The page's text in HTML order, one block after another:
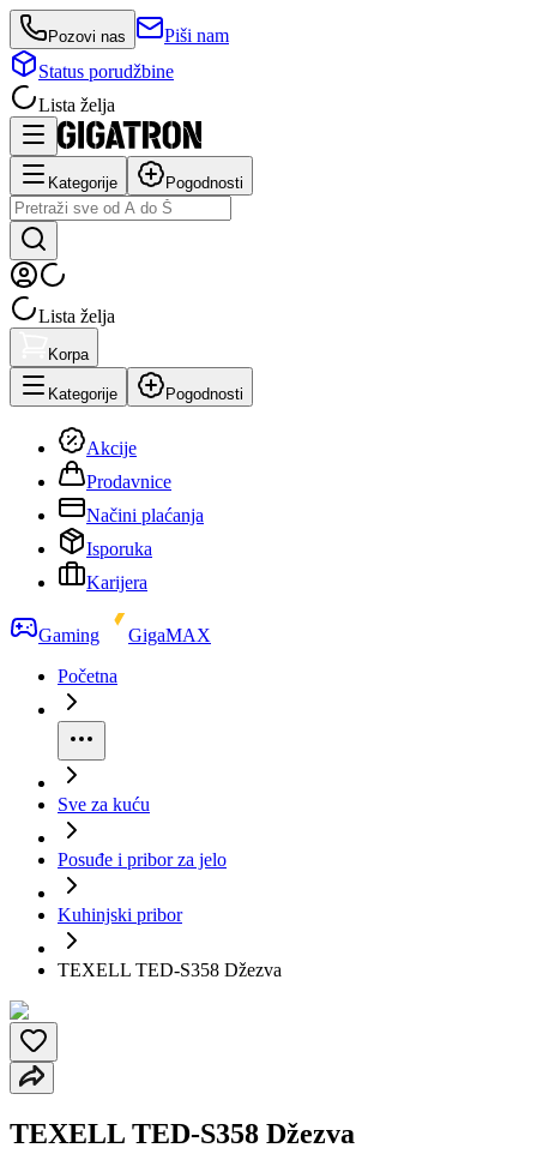
Pozovi nas
Piši nam
Status porudžbine
Lista želja
Kategorije Pogodnosti
Lista želja
Korpa
Kategorije Pogodnosti
Akcije
Prodavnice
Načini plaćanja
Isporuka
Karijera
Gaming
GigaMAX
Početna
Sve za kuću
Posuđe i pribor za jelo
Kuhinjski pribor
TEXELL TED-S358 Džezva
TEXELL TED-S358 Džezva